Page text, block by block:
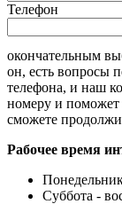
Телефон
окончательным
он, есть вопросы
телефона, и наш
номеру и поможет
сможете
Рабочее время
Суббота -